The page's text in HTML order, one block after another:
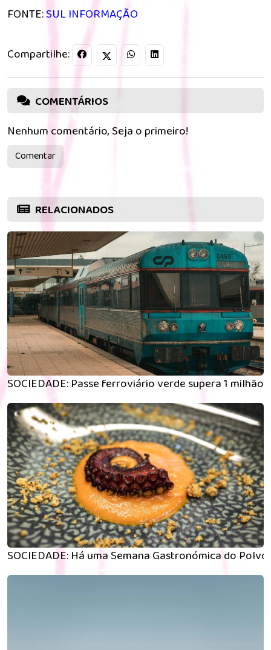
FONTE:SUL INFORMAÇÃO
Compartilhe:
COMENTÁRIOS
Nenhum comentário, Seja o primeiro!
Comentar
RELACIONADOS
SOCIEDADE: Passe ferroviário verde supera 1
SOCIEDADE: Há uma Semana Gastronómica do